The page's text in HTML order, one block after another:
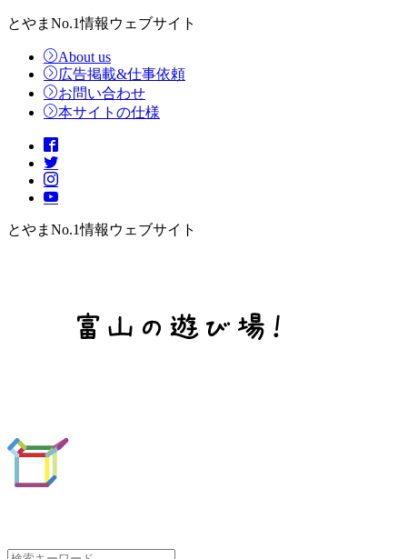
とやまNo.1情報ウェブサイト
About us
広告掲載&仕事依頼
お問い合わせ
本サイトの仕様
とやまNo.1情報ウェブサイト